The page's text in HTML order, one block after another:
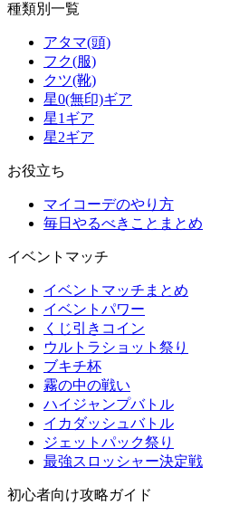
種類別一覧
アタマ(頭)
フク(服)
クツ(靴)
星0(無印)ギア
星1ギア
星2ギア
お役立ち
マイコーデのやり方
毎日やるべきことまとめ
イベントマッチ
イベントマッチまとめ
イベントパワー
くじ引きコイン
ウルトラショット祭り
ブキチ杯
霧の中の戦い
ハイジャンプバトル
イカダッシュバトル
ジェットパック祭り
最強スロッシャー決定戦
初心者向け攻略ガイド